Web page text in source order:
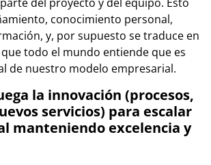
conocimiento personal,
y, por supuesto se traduce en
todo el mundo entiende que es
de nuestro modelo empresarial.
la innovación (procesos,
servicios) para escalar
manteniendo excelencia y